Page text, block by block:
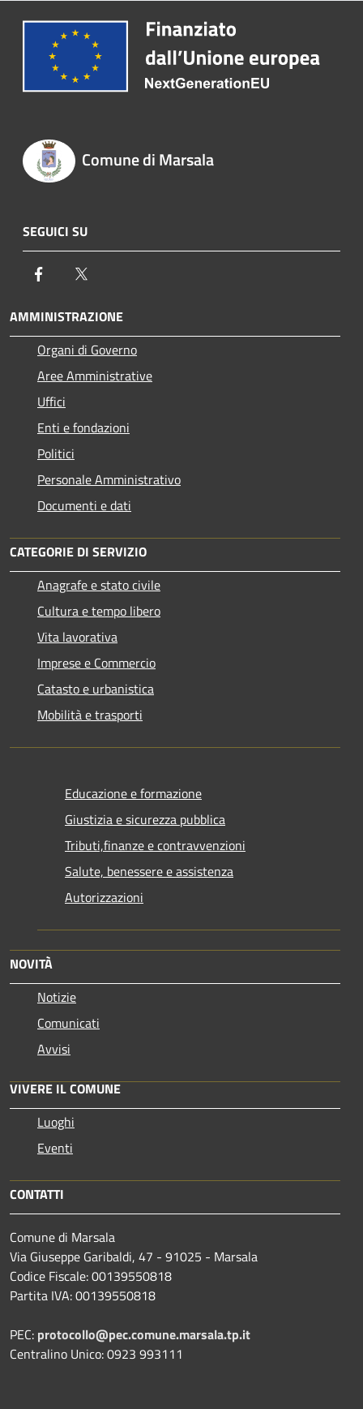
Comune di Marsala
SEGUICI SU
Facebook
AMMINISTRAZIONE
Organi di Governo
Aree Amministrative
Uffici
Enti e fondazioni
Politici
Personale Amministrativo
Documenti e dati
CATEGORIE DI SERVIZIO
Anagrafe e stato civile
Cultura e tempo libero
Vita lavorativa
Imprese e Commercio
Catasto e urbanistica
Mobilità e trasporti
Educazione e formazione
Giustizia e sicurezza pubblica
Tributi,finanze e contravvenzioni
Salute, benessere e assistenza
Autorizzazioni
NOVITÀ
Notizie
Comunicati
Avvisi
VIVERE IL COMUNE
Luoghi
Eventi
CONTATTI
Comune di Marsala
Via Giuseppe Garibaldi, 47 - 91025 - Marsala
Codice Fiscale: 00139550818
Partita IVA: 00139550818
PEC: protocollo@pec.comune.marsala.tp.it
Centralino Unico: 0923 993111